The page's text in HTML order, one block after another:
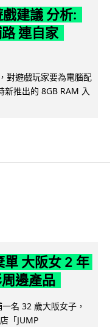
建議 分析:
連自家
對遊戲玩家要為電腦配
推出的 8GB RAM 入
大阪女 2 年
邊產品
名 32 歲大阪女子，
「JUMP